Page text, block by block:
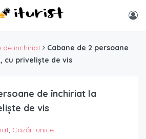
de închiriat
Cabane de 2 persoane
cu priveliște de vis
de închiriat la
de vis
, Cazări unice